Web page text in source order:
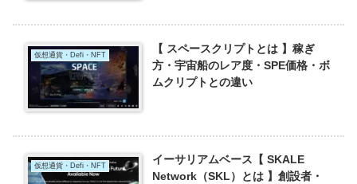
仮想通貨・Defi・NFT
【 スペースクリプトとは 】稼ぎ
方・宇宙船のレア度・SPE価格・ボ
ムクリプトとの違い
仮想通貨・Defi・NFT
イーサリアムベース【 SKALE
Network（SKL）とは 】創設者・